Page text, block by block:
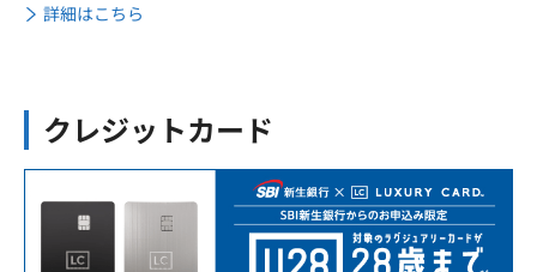
詳細はこちら
クレジットカード